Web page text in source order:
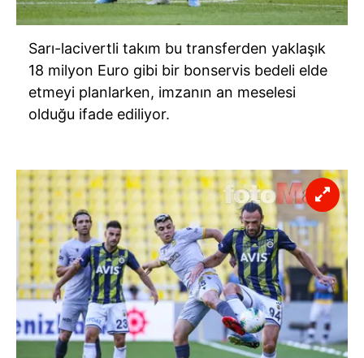
Sarı-lacivertli takım bu transferden yaklaşık
18 milyon Euro gibi bir bonservis bedeli elde
etmeyi planlarken, imzanın an meselesi
olduğu ifade ediliyor.